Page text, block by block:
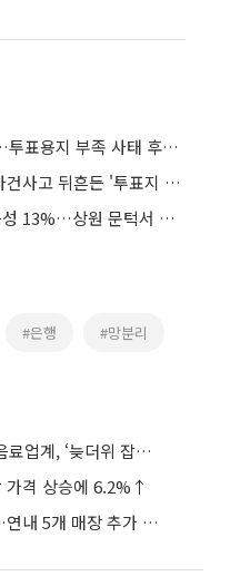
독일 베를린은 재선거까지 갔다…투표용지 부족 사태 후폭풍 커지나
잠실7동은 대치 중…역대 선거 사건사고 뒤흔든 '투표지 부족' 사태
美 클래리티 법안 연내 통과 가능성 13%…상원 문턱서 제동
#은행 #망분리
입추 지나도 계속되는 폭염…식음료업계, ‘늦더위 잡기’ 전력 투구
가격 상승에 6.2%↑
컴포즈커피, 필리핀 1호점 오픈…연내 5개 매장 추가 출점